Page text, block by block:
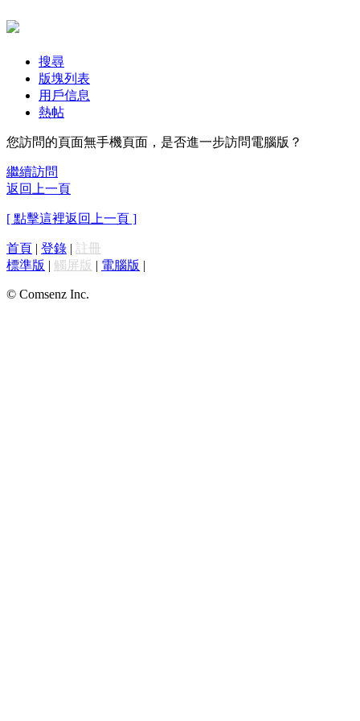
搜尋
版塊列表
用戶信息
熱帖
您訪問的頁面無手機頁面，是否進一步訪問電腦版？
繼續訪問
返回上一頁
[ 點擊這裡返回上一頁 ]
首頁 | 登錄 | 註冊
標準版 | 觸屏版 | 電腦版 |
© Comsenz Inc.